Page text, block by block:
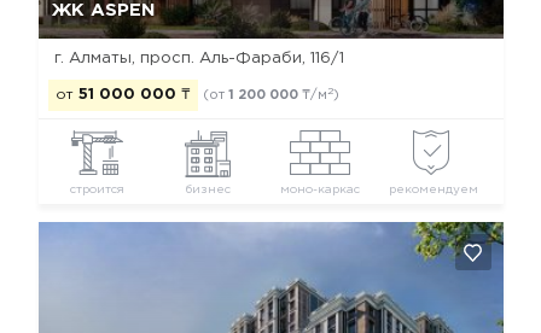
ЖК ASPEN
г. Алматы, просп. Аль-Фараби, 116/1
от 51 000 000 ₸ (от 1 200 000 ₸/м 2)
строится бизнес моно-каркас рекомендуем